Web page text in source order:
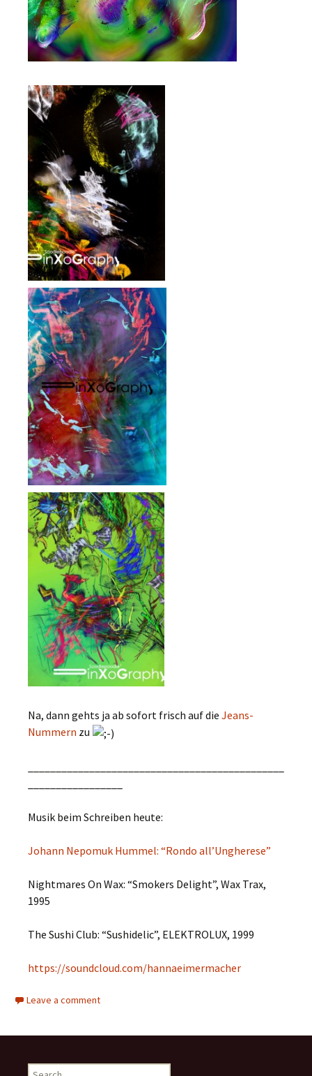
Na, dann gehts ja ab sofort frisch auf die Jeans-
Nummern zu
Musik beim Schreiben heute:
Johann Nepomuk Hummel: “Rondo all’Ungherese”
Nightmares On Wax: “Smokers Delight”, Wax Trax,
1995
The Sushi Club: “Sushidelic”, ELEKTROLUX, 1999
https://soundcloud.com/hannaeimermacher
Leave a comment
Search